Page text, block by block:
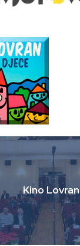
Kino Lovran